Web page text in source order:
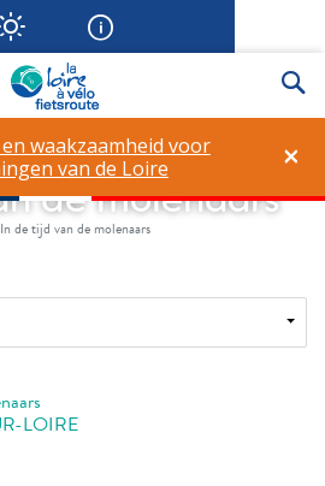
×
waakzaamheid voor
van de Loire
de molenaars
In de tijd van de molenaars
LOIRE